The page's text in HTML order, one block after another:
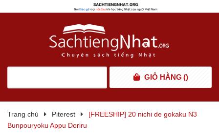
GIỎ HÀNG ()
Trang chủ Piterest
[FREESHIP] 20 nichi de gokaku N3
Bunpouryoku Appu Doriru